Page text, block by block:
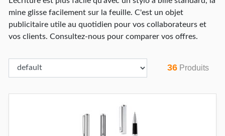
mine glisse facilement sur la feuille. C'est un objet
publicitaire utile au quotidien pour vos collaborateurs et
vos clients. Consultez-nous pour comparer vos offres.
36 Produits